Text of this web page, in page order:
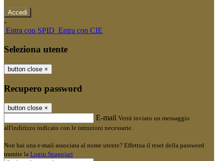
-
Entra con SPID Entra con CIE
Seleziona utente
button close ×
Recupero password
button close ×
E-mail Verrà inviato un messaggio
all'indirizzo indicato con le istruzioni necessarie.
Non hai una e-mail associata al nome utente? Effettua il reset della password
tramite la Login Spaggiari